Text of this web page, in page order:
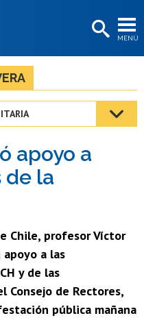
MENÚ
os
os
apoyo a
de la
Chile, profesor Víctor
apoyo a las
y de las
Consejo de Rectores,
pública mañana